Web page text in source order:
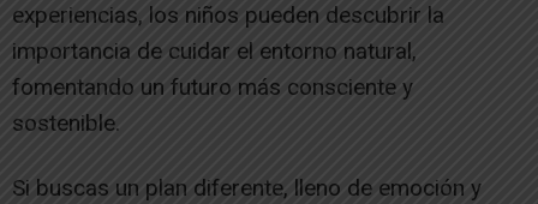
experiencias, los niños pueden descubrir la
importancia de cuidar el entorno natural,
fomentando un futuro más consciente y
sostenible.
Si buscas un plan diferente, lleno de emoción y